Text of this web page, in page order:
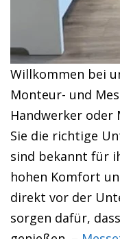
Willkommen bei
Monteur- und
Handwerker oder
Sie die richtige
sind bekannt für
hohen Komfort
direkt vor der
sorgen dafür,